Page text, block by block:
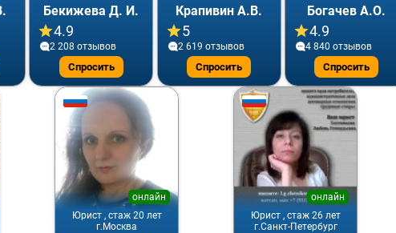
Бекижева Д. И.
4.9
2 208 отзывов
Спросить
Крапивин А.В.
5
2 619 отзывов
Спросить
Богачев А.О.
4.9
4 840 отзывов
Спросить
Юрист , стаж 20 лет
онлайн
г.Москва
Юрист , стаж 26 лет
онлайн
г.Санкт-Петербург